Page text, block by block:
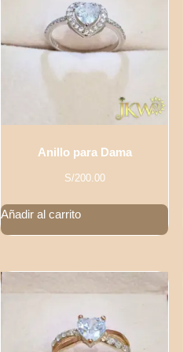
Anillo para Dama
S/200.00
Añadir al carrito